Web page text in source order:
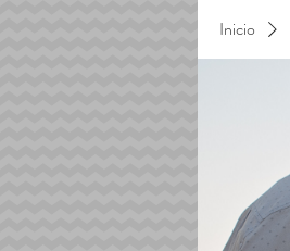
Inicio